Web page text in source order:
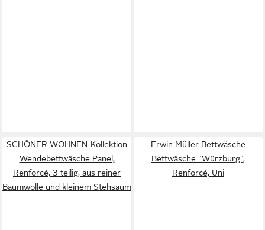
SCHÖNER WOHNEN-Kollektion
Wendebettwäsche Panel,
Renforcé, 3 teilig, aus reiner
Baumwolle und kleinem Stehsaum
Erwin Müller Bettwäsche
Bettwäsche "Würzburg",
Renforcé, Uni